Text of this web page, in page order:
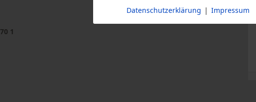
Datenschutzerklärung | Impressum